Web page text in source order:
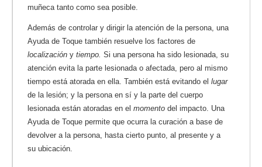
muñeca tanto como sea posible.
Además de controlar y dirigir la atención de la persona, una
Ayuda de Toque también resuelve los factores de
localización y tiempo. Si una persona ha sido lesionada, su
atención evita la parte lesionada o afectada, pero al mismo
tiempo está atorada en ella. También está evitando el lugar
de la lesión; y la persona en sí y la parte del cuerpo
lesionada están atoradas en el momento del impacto. Una
Ayuda de Toque permite que ocurra la curación a base de
devolver a la persona, hasta cierto punto, al presente y a
su ubicación.